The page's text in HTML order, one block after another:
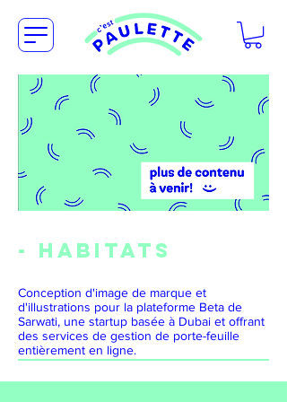
- HABITATS
Conception d'image de marque et
d'illustrations pour la plateforme Beta de
Sarwati, une startup basée à Dubai et offrant
des services de gestion de porte-feuille
entièrement en ligne.